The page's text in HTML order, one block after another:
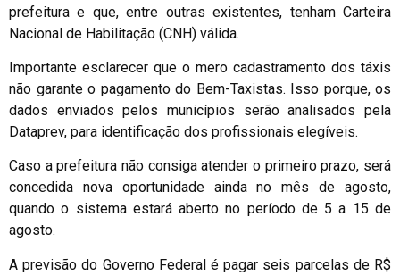
prefeitura e que, entre outras existentes, tenham Carteira
Nacional de Habilitação (CNH) válida.
Importante esclarecer que o mero cadastramento dos táxis
não garante o pagamento do Bem-Taxistas. Isso porque, os
dados enviados pelos municípios serão analisados pela
Dataprev, para identificação dos profissionais elegíveis.
Caso a prefeitura não consiga atender o primeiro prazo, será
concedida nova oportunidade ainda no mês de agosto,
quando o sistema estará aberto no período de 5 a 15 de
agosto.
A previsão do Governo Federal é pagar seis parcelas de R$